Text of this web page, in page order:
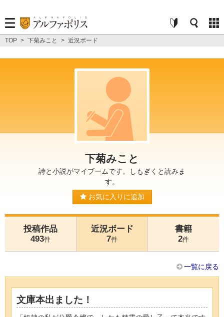
TOP > 下菊みこと > 近況ボード
下菊みこと
詩と小説がマイブームです。しもぎくと読みま
す。
お気に入りに追加
投稿作品
493件
近況ボード
7件
書籍
2件
一覧に戻る
文庫本出ました！